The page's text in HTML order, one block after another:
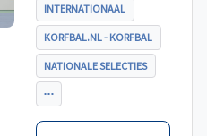
verwacht werd ook dit
duel met ruime cijfers
gewonnen en daarmee
eindigt Nederland U21
als koploper in poule A.
INTERNATIONAAL
KORFBAL.NL - KORFBAL
NATIONALE SELECTIES